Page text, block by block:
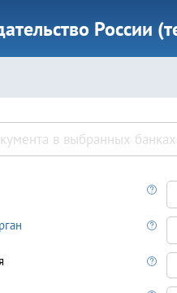
России